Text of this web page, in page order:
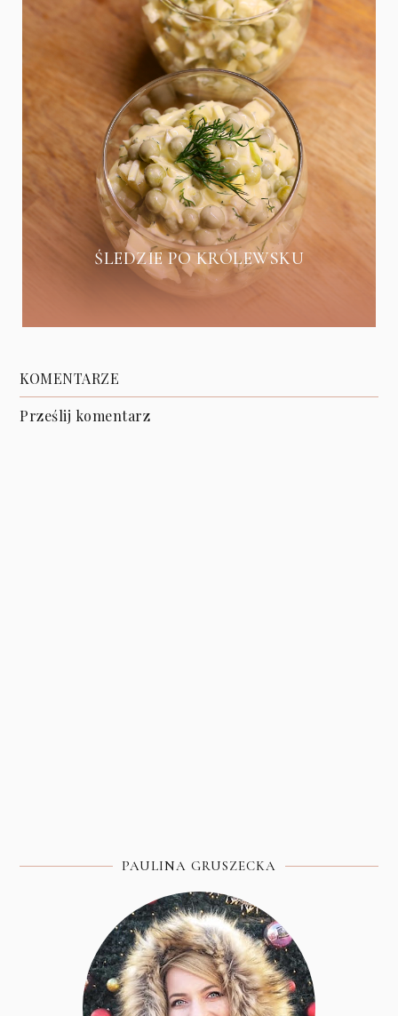
ŚLEDZIE PO KRÓLEWSKU
KOMENTARZE
Prześlij komentarz
PAULINA GRUSZECKA